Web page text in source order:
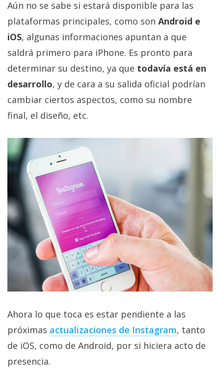
Aún no se sabe si estará disponible para las
plataformas principales, como son Android e
iOS, algunas informaciones apuntan a que
saldrá primero para iPhone. Es pronto para
determinar su destino, ya que todavía está en
desarrollo, y de cara a su salida oficial podrían
cambiar ciertos aspectos, como su nombre
final, el diseño, etc.
Ahora lo que toca es estar pendiente a las
próximas actualizaciones de Instagram, tanto
de iOS, como de Android, por si hiciera acto de
presencia.